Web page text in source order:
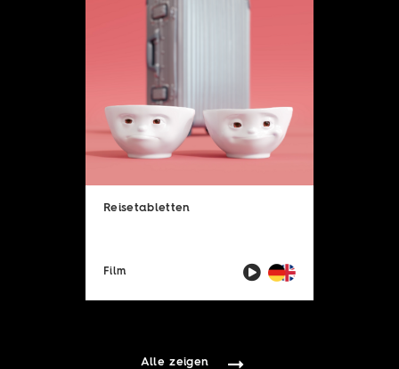
Reisetabletten
Film
Alle zeigen